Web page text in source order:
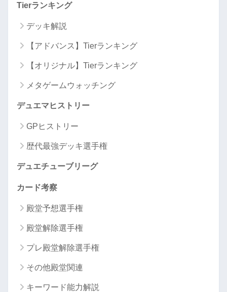
Tierランキング
デッキ解説
【アドバンス】Tierランキング
【オリジナル】Tierランキング
メタゲームウォッチング
デュエマヒストリー
GPヒストリー
歴代最強デッキ選手権
デュエチューブリーグ
カード考察
殿堂予想選手権
殿堂解除選手権
プレ殿堂解除選手権
その他殿堂関連
キーワード能力解説